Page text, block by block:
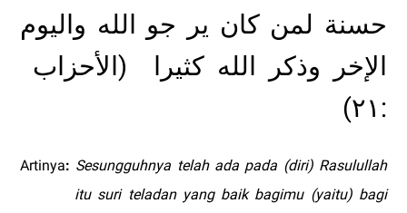
حسنة لمن كان ير جو الله واليوم
الإخر وذكر الله كثيرا
)الأحزاب
: ٢١(
Artinya: Sesungguhnya telah ada pada (diri) Rasulullah
itu suri teladan yang baik bagimu (yaitu) bagi